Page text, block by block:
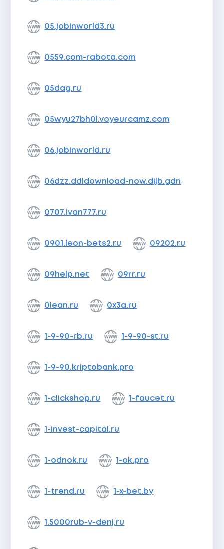
05.jobinworld3.ru
0559.com-rabota.com
05dag.ru
05wyu27bh0l.voyeurcamz.com
06.jobinworld.ru
06dzz.ddldownload-now.dijb.gdn
0707.ivan777.ru
0901.leon-bets2.ru 09202.ru
09help.net 09rr.ru
0lean.ru 0x3a.ru
1-9-90-rb.ru 1-9-90-st.ru
1-9-90.kriptobank.pro
1-clickshop.ru 1-faucet.ru
1-invest-capital.ru
1-odnok.ru 1-ok.pro
1-trend.ru 1-x-bet.by
1.5000rub-v-denj.ru